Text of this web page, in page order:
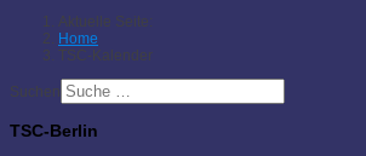
Aktuelle Seite:
Home
TSC-Kalender
Suchen
TSC-Berlin